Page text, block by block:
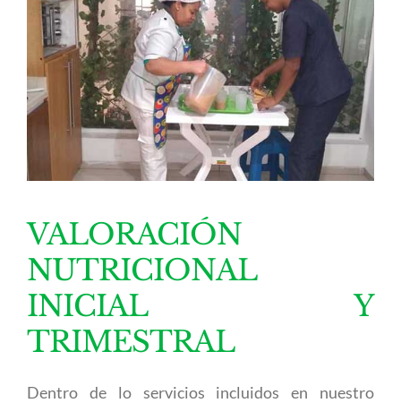
VALORACIÓN
NUTRICIONAL
INICIAL Y
TRIMESTRAL
Dentro de lo servicios incluidos en nuestro